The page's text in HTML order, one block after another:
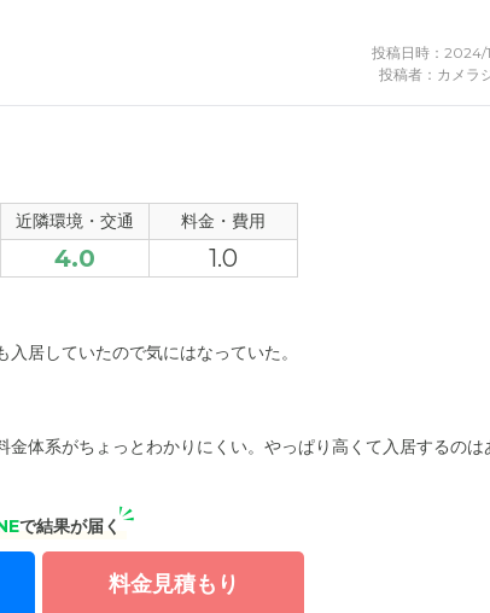
投稿日時：2024/
投稿者：カメラ
近隣環境・交通 料金・費用
4.0 1.0
居していたので気にはなっていた。
体系がちょっとわかりにくい。やっぱり高くて入居するのは
で結果が届く
料金見積もり